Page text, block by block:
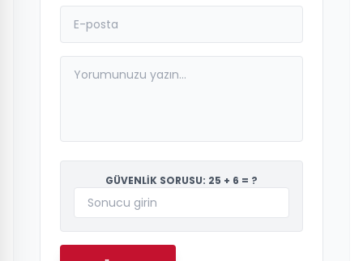
GÜVENLİK SORUSU: 25 + 6 = ?